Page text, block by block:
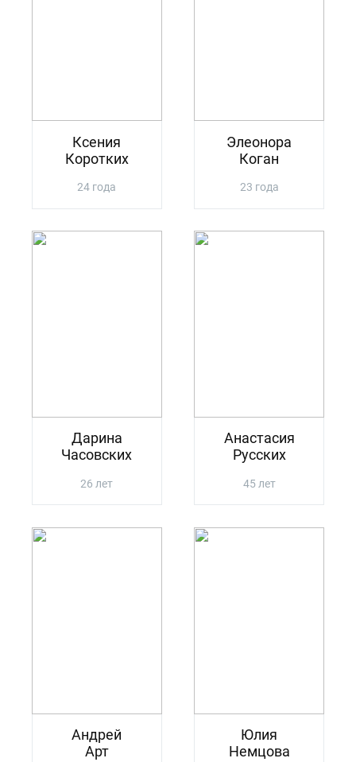
Ксения
Коротких
24 года
Элеонора
Коган
23 года
Дарина
Часовских
26 лет
Анастасия
Русских
45 лет
Андрей
Арт
Юлия
Немцова